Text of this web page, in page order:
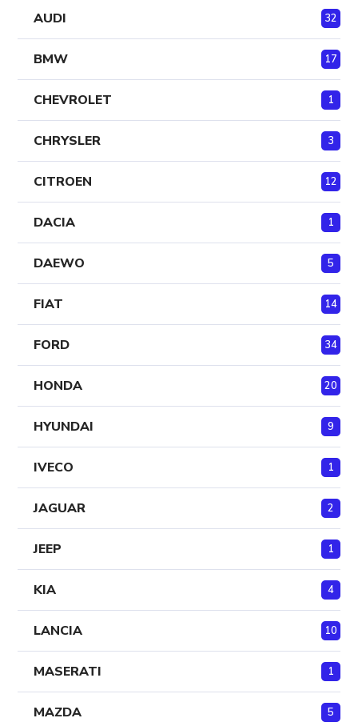
AUDI 32
BMW 17
CHEVROLET 1
CHRYSLER 3
CITROEN 12
DACIA 1
DAEWO 5
FIAT 14
FORD 34
HONDA 20
HYUNDAI 9
IVECO 1
JAGUAR 2
JEEP 1
KIA 4
LANCIA 10
MASERATI 1
MAZDA 5